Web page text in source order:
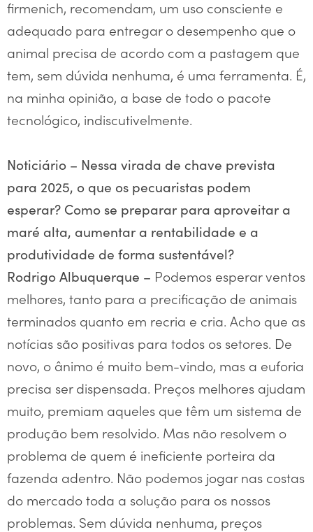
firmenich, recomendam, um uso consciente e
adequado para entregar o desempenho que o
animal precisa de acordo com a pastagem que
tem, sem dúvida nenhuma, é uma ferramenta. É,
na minha opinião, a base de todo o pacote
tecnológico, indiscutivelmente.
Noticiário – Nessa virada de chave prevista
para 2025, o que os pecuaristas podem
esperar? Como se preparar para aproveitar a
maré alta, aumentar a rentabilidade e a
produtividade de forma sustentável?
Rodrigo Albuquerque – Podemos esperar ventos
melhores, tanto para a precificação de animais
terminados quanto em recria e cria. Acho que as
notícias são positivas para todos os setores. De
novo, o ânimo é muito bem-vindo, mas a euforia
precisa ser dispensada. Preços melhores ajudam
muito, premiam aqueles que têm um sistema de
produção bem resolvido. Mas não resolvem o
problema de quem é ineficiente porteira da
fazenda adentro. Não podemos jogar nas costas
do mercado toda a solução para os nossos
problemas. Sem dúvida nenhuma, preços